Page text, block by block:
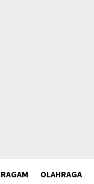
RAGAM OLAHRAGA